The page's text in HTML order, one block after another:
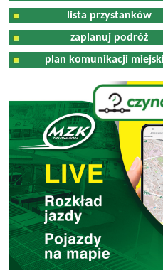
lista przystanków
zaplanuj podróż
plan komunikacji